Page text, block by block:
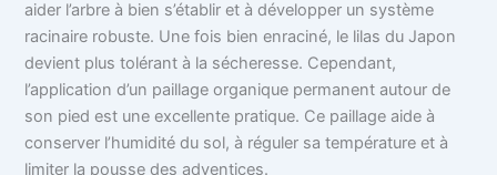
aider l’arbre à bien s’établir et à développer un système
racinaire robuste. Une fois bien enraciné, le lilas du Japon
devient plus tolérant à la sécheresse. Cependant,
l’application d’un paillage organique permanent autour de
son pied est une excellente pratique. Ce paillage aide à
conserver l’humidité du sol, à réguler sa température et à
limiter la pousse des adventices.